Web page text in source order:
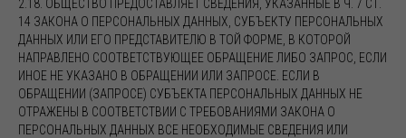
2.18. ОБЩЕСТВО ПРЕДОСТАВЛЯЕТ СВЕДЕНИЯ, УКАЗАННЫЕ В Ч. 7 СТ.
14 ЗАКОНА О ПЕРСОНАЛЬНЫХ ДАННЫХ, СУБЪЕКТУ ПЕРСОНАЛЬНЫХ
ДАННЫХ ИЛИ ЕГО ПРЕДСТАВИТЕЛЮ В ТОЙ ФОРМЕ, В КОТОРОЙ
НАПРАВЛЕНО СООТВЕТСТВУЮЩЕЕ ОБРАЩЕНИЕ ЛИБО ЗАПРОС, ЕСЛИ
ИНОЕ НЕ УКАЗАНО В ОБРАЩЕНИИ ИЛИ ЗАПРОСЕ. ЕСЛИ В
ОБРАЩЕНИИ (ЗАПРОСЕ) СУБЪЕКТА ПЕРСОНАЛЬНЫХ ДАННЫХ НЕ
ОТРАЖЕНЫ В СООТВЕТСТВИИ С ТРЕБОВАНИЯМИ ЗАКОНА О
ПЕРСОНАЛЬНЫХ ДАННЫХ ВСЕ НЕОБХОДИМЫЕ СВЕДЕНИЯ ИЛИ